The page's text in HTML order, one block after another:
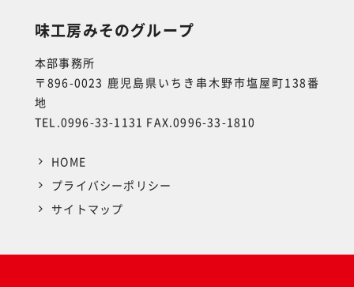
味工房みそのグループ
本部事務所
〒896-0023 鹿児島県いちき串木野市塩屋町138番
地
TEL.0996-33-1131 FAX.0996-33-1810
HOME
プライバシーポリシー
サイトマップ